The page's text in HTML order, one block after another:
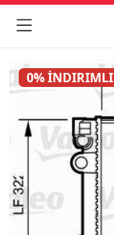

0% İNDIRIMLI